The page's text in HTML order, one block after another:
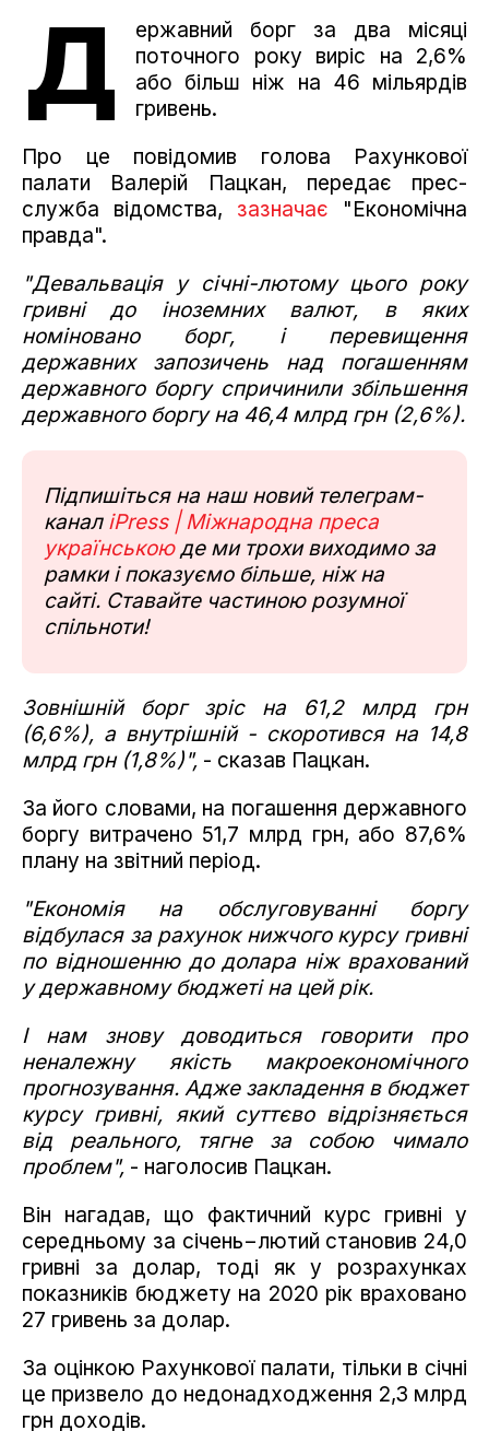
Д
ержавний борг за два місяці
поточного року виріс на 2,6%
або більш ніж на 46 мільярдів
гривень.
Про це повідомив голова Рахункової
палати Валерій Пацкан, передає прес-
служба відомства, зазначає "Економічна
правда".
"Девальвація у січні-лютому цього року
гривні до іноземних валют, в яких
номіновано борг, і перевищення
державних запозичень над погашенням
державного боргу спричинили збільшення
державного боргу на 46,4 млрд грн (2,6%).
Підпишіться на наш новий телеграм-
канал iPress | Міжнародна преса
українськоюде ми трохи виходимо за
рамки і показуємо більше, ніж на
сайті. Ставайте частиною розумної
спільноти!
Зовнішній борг зріс на 61,2 млрд грн
(6,6%), а внутрішній - скоротився на 14,8
млрд грн (1,8%)", - сказав Пацкан.
За його словами, на погашення державного
боргу витрачено 51,7 млрд грн, або 87,6%
плану на звітний період.
"Економія на обслуговуванні боргу
відбулася за рахунок нижчого курсу гривні
по відношенню до долара ніж врахований
у державному бюджеті на цей рік.
І нам знову доводиться говорити про
неналежну якість макроекономічного
прогнозування. Адже закладення в бюджет
курсу гривні, який суттєво відрізняється
від реального, тягне за собою чимало
проблем", - наголосив Пацкан.
Він нагадав, що фактичний курс гривні у
середньому за січень−лютий становив 24,0
гривні за долар, тоді як у розрахунках
показників бюджету на 2020 рік враховано
27 гривень за долар.
За оцінкою Рахункової палати, тільки в січні
це призвело до недонадходження 2,3 млрд
грн доходів.